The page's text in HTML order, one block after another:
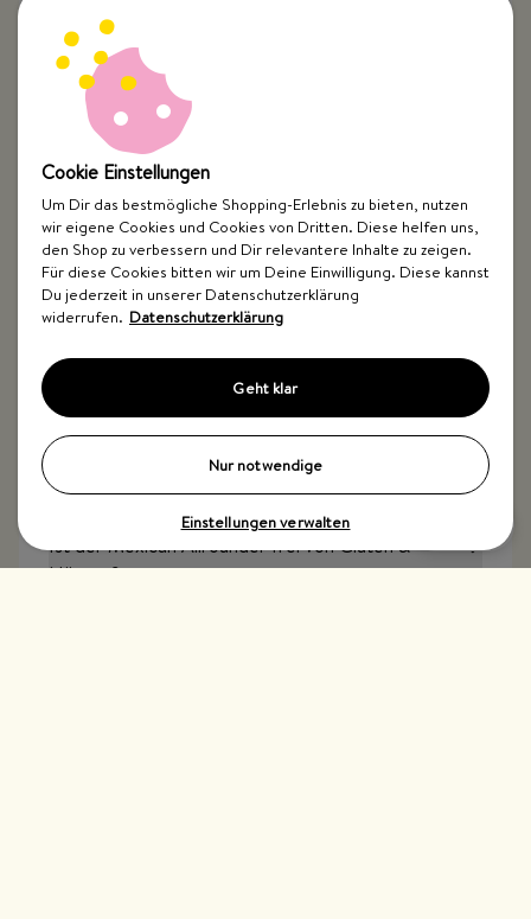
Wozu passt der Mexican Allrounder?
Wie verwende ich den Mexican Allrounder?
Wie lange ist der Mexican Allrounder haltbar?
Zusatzstoffen?
Ist der Mexican Allrounder vegan?
Ist der Mexican Allrounder frei von Gluten &
Nüssen?
Cookie Einstellungen
Um Dir das bestmögliche Shopping-Erlebnis zu bieten, nutzen
wir eigene Cookies und Cookies von Dritten. Diese helfen uns,
den Shop zu verbessern und Dir relevantere Inhalte zu zeigen.
Für diese Cookies bitten wir um Deine Einwilligung. Diese kannst
Du jederzeit in unserer Datenschutzerklärung
widerrufen. Datenschutzerklärung
Geht klar
Nur notwendige
Einstellungen verwalten